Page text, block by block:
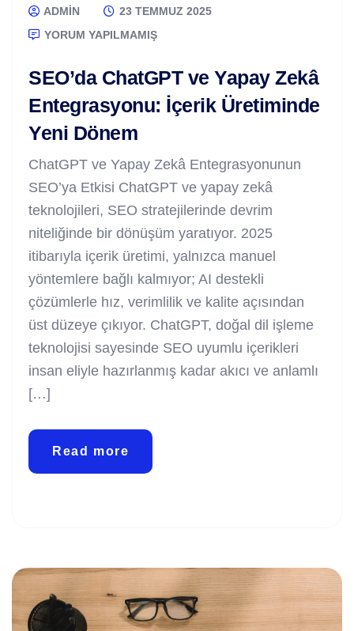
ADMIN
23 TEMMUZ 2025
YORUM YAPILMAMIŞ
SEO’da ChatGPT ve Yapay Zekâ
Entegrasyonu: İçerik Üretiminde
Yeni Dönem
ChatGPT ve Yapay Zekâ Entegrasyonunun
SEO’ya Etkisi ChatGPT ve yapay zekâ
teknolojileri, SEO stratejilerinde devrim
niteliğinde bir dönüşüm yaratıyor. 2025
itibarıyla içerik üretimi, yalnızca manuel
yöntemlere bağlı kalmıyor; AI destekli
çözümlerle hız, verimlilik ve kalite açısından
üst düzeye çıkıyor. ChatGPT, doğal dil işleme
teknolojisi sayesinde SEO uyumlu içerikleri
insan eliyle hazırlanmış kadar akıcı ve anlamlı
[…]
Read more